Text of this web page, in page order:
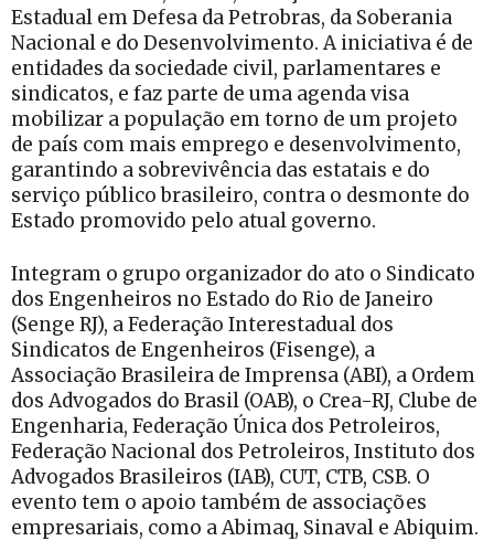
Estadual em Defesa da Petrobras, da Soberania
Nacional e do Desenvolvimento. A iniciativa é de
entidades da sociedade civil, parlamentares e
sindicatos, e faz parte de uma agenda visa
mobilizar a população em torno de um projeto
de país com mais emprego e desenvolvimento,
garantindo a sobrevivência das estatais e do
serviço público brasileiro, contra o desmonte do
Estado promovido pelo atual governo.
Integram o grupo organizador do ato o Sindicato
dos Engenheiros no Estado do Rio de Janeiro
(Senge RJ), a Federação Interestadual dos
Sindicatos de Engenheiros (Fisenge), a
Associação Brasileira de Imprensa (ABI), a Ordem
dos Advogados do Brasil (OAB), o Crea-RJ, Clube de
Engenharia, Federação Única dos Petroleiros,
Federação Nacional dos Petroleiros, Instituto dos
Advogados Brasileiros (IAB), CUT, CTB, CSB. O
evento tem o apoio também de associações
empresariais, como a Abimaq, Sinaval e Abiquim.